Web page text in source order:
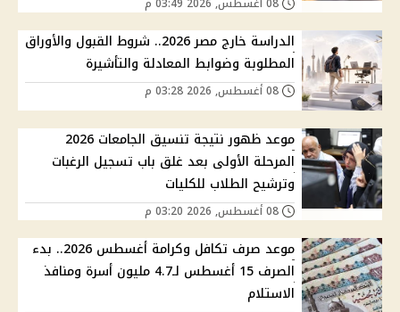
الدراسة خارج مصر 2026.. شروط القبول والأوراق
المطلوبة وضوابط المعادلة والتأشيرة
موعد ظهور نتيجة تنسيق الجامعات 2026
المرحلة الأولى بعد غلق باب تسجيل الرغبات
وترشيح الطلاب للكليات
موعد صرف تكافل وكرامة أغسطس 2026.. بدء
الصرف 15 أغسطس لـ4.7 مليون أسرة ومنافذ
الاستلام